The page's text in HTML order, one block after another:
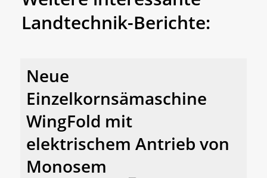
Landtechnik-Berichte:
Neue
Einzelkornsämaschine
WingFold mit
elektrischem Antrieb von
Monosem